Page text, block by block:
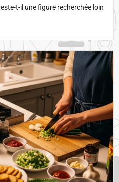
t-il une figure recherchée loin